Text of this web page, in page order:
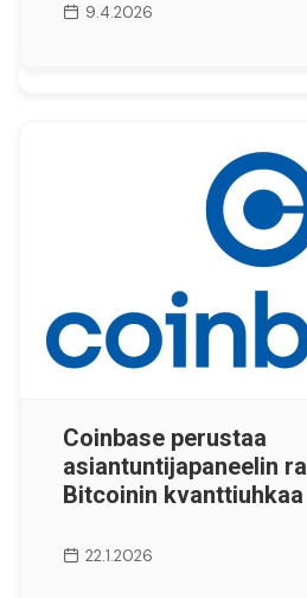
9.4.2026
Coinbase perustaa
asiantuntijapaneelin
Bitcoinin kvanttiuhkaa
22.1.2026